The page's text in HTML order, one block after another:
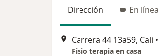
Dirección En línea
Carrera 44 13a59, Cali •
Fisio terapia en casa